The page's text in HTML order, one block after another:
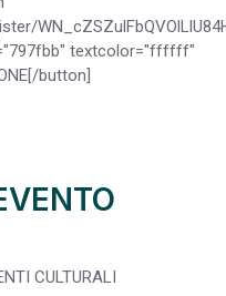
textcolor="ffffff"
button]
CULTURALI